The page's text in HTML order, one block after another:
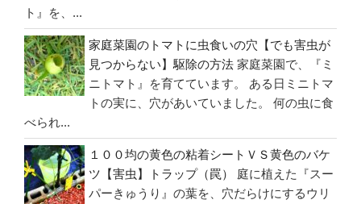
ダ
ー
設
置”
の
ト』を、...
家庭菜園のトマトに虫食いの穴【でも害虫が
見つからない】駆除の方法 家庭菜園で、『ミ
ニトマト』を育てています。 ある日ミニトマ
トの実に、穴があいていました。 何の虫に食
べられ...
１００均の黄色の粘着シートＶＳ黄色のバケ
ツ【害虫】トラップ（罠）
庭に植えた『スー
パーきゅうり』の葉を、穴だらけにするウリ